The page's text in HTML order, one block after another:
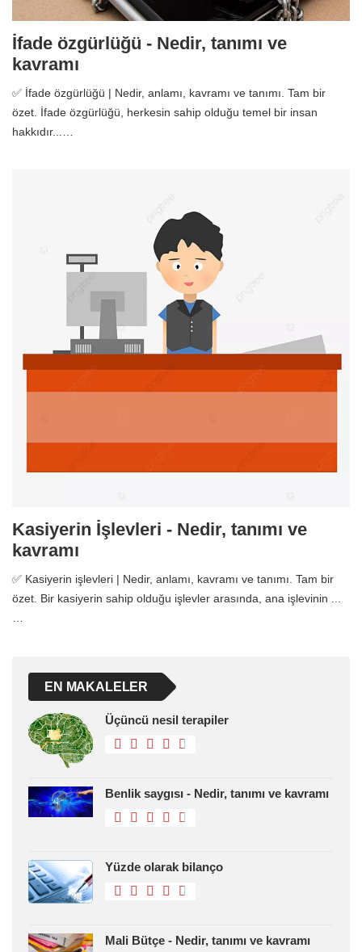
İfade özgürlüğü - Nedir, tanımı ve
kavramı
✅ İfade özgürlüğü | Nedir, anlamı, kavramı ve tanımı. Tam bir
özet. İfade özgürlüğü, herkesin sahip olduğu temel bir insan
hakkıdır...…
Kasiyerin İşlevleri - Nedir, tanımı ve
kavramı
✅ Kasiyerin işlevleri | Nedir, anlamı, kavramı ve tanımı. Tam bir
özet. Bir kasiyerin sahip olduğu işlevler arasında, ana işlevinin ...
…
EN MAKALELER
Üçüncü nesil terapiler
Benlik saygısı - Nedir, tanımı ve kavramı
Yüzde olarak bilanço
Mali Bütçe - Nedir, tanımı ve kavramı